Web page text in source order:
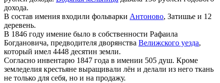
дохода.
В состав имения входили фольварки Антоново, Затишье и 12
деревень.
В 1846 году имение было в собственности Рафаила
Богдановича, предводителя дворянства Велижского уезда,
который имел 4448 десятин земли.
Согласно инвентарю 1847 года в имении 505 душ. Кроме
земледелия крестьяне выращивали лён и делали из него ткань
не только для себя, но и на продажу.